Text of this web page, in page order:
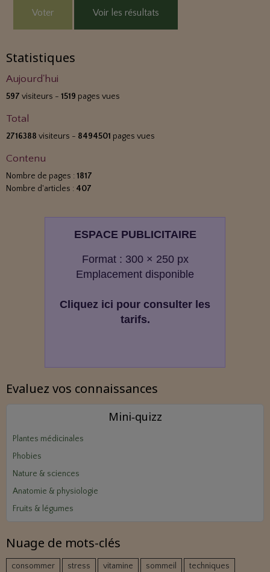
Voter Voir les résultats
Statistiques
Aujourd'hui
597 visiteurs - 1519 pages vues
Total
2716388 visiteurs - 8494501 pages vues
Contenu
Nombre de pages : 1817
Nombre d'articles : 407
ESPACE PUBLICITAIRE
Format : 300 × 250 px
Emplacement disponible
Cliquez ici pour consulter les
tarifs.
Evaluez vos connaissances
Mini‑quizz
Plantes médicinales
Phobies
Nature & sciences
Anatomie & physiologie
Fruits & légumes
Nuage de mots-clés
consommer stress vitamine sommeil
techniques